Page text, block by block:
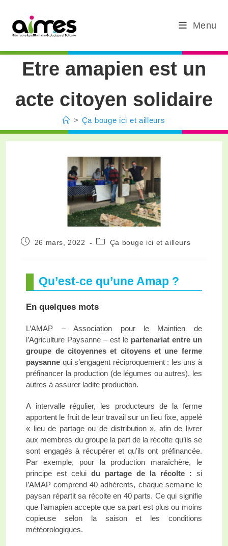
Menu
Etre amapien est un
acte citoyen solidaire
> Ça bouge ici et ailleurs
26 mars, 2022 Ça bouge ici et ailleurs
Qu’est-ce qu’une Amap ?
En quelques mots
L’AMAP – Association pour le Maintien de
l’Agriculture Paysanne – est le partenariat entre un
groupe de citoyennes et citoyens et une ferme
paysanne qui s’engagent réciproquement : les uns à
préfinancer la production (de légumes ou autres), les
autres à assurer ladite production.
A intervalle régulier, les producteurs de la ferme
apportent le fruit de leur travail sur un lieu fixe, appelé
« lieu de partage ou de distribution », afin de livrer
aux membres du groupe la part de la récolte qu’ils se
sont engagés à récupérer et qu’ils ont préfinancée.
Par exemple, pour la production maraîchère, le
principe est celuidu partage de la récolte : si
l’AMAP comprend 40 adhérents, chaque semaine le
paysan répartit sa récolte en 40 parts. Ce qui signifie
que l’amapien accepte que sa part est plus ou moins
copieuse selon la saison et les conditions
météorologiques.